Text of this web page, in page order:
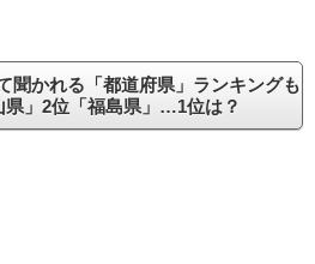
聞かれる「都道府県」ランキングも
」2位「福島県」…1位は？